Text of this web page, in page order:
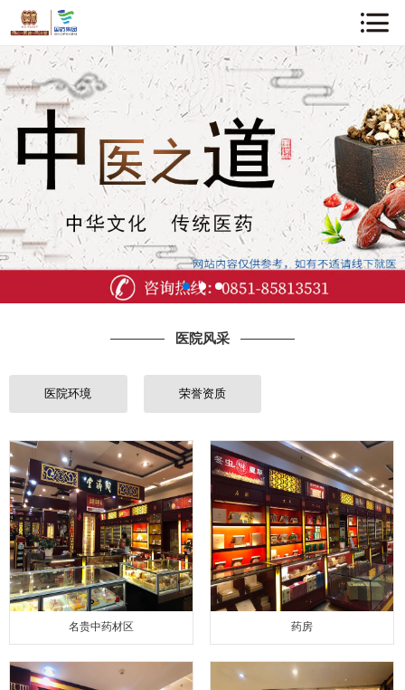
医院风采
医院环境 荣誉资质
名贵中药材区 药房
网站首页
关于我们
企业动态
中医知识
医院风采
就诊指南